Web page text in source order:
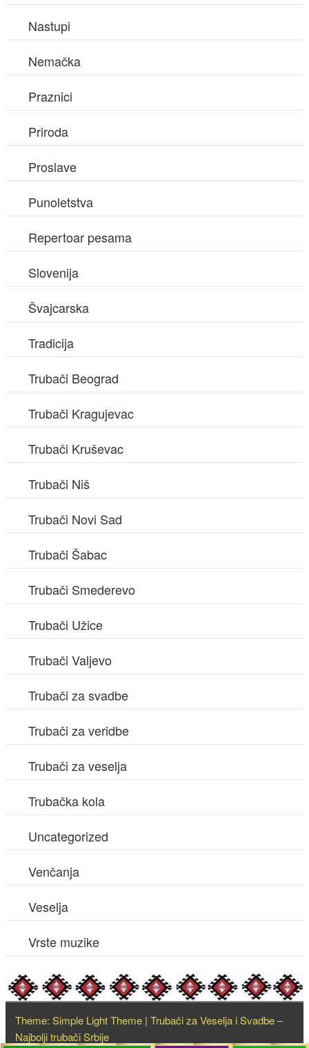
Nastupi
Nemačka
Praznici
Priroda
Proslave
Punoletstva
Repertoar pesama
Slovenija
Švajcarska
Tradicija
Trubači Beograd
Trubači Kragujevac
Trubači Kruševac
Trubači Niš
Trubači Novi Sad
Trubači Šabac
Trubači Smederevo
Trubači Užice
Trubači Valjevo
Trubači za svadbe
Trubači za veridbe
Trubači za veselja
Trubačka kola
Uncategorized
Venčanja
Veselja
Vrste muzike
Theme: Simple Light Theme | Trubači za Veselja i Svadbe –
Najbolji trubači Srbije